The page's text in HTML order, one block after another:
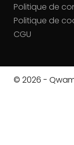
Politique de
Politique de
CGU
© 2026 -